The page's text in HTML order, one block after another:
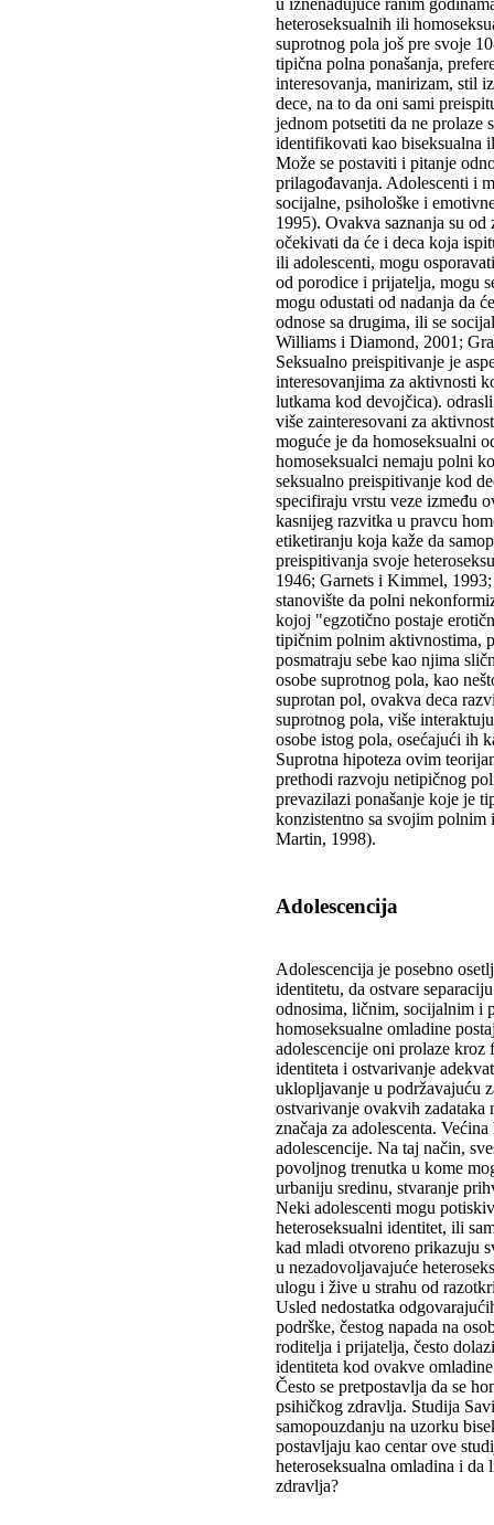
u iznenađujuće ranim
heteroseksualnih ili
suprotnog pola još pre svoje
tipična polna ponašanja,
interesovanja, manirizam, stil
dece, na to da oni sami
jednom potsetiti da ne prolaze
identifikovati kao biseksualna
Može se postaviti i pitanje
prilagođavanja. Adolescenti i
socijalne, psihološke i
1995). Ovakva saznanja su
očekivati da će i deca koja
ili adolescenti, mogu
od porodice i prijatelja, mogu
mogu odustati od nadanja da
odnose sa drugima, ili se
Williams i Diamond, 2001;
Seksualno preispitivanje je
interesovanjima za aktivnosti
lutkama kod devojčica).
više zainteresovani za
moguće je da homoseksualni
homoseksualci nemaju polni
seksualno preispitivanje kod
specifiraju vrstu veze između
kasnijeg razvitka u pravcu
etiketiranju koja kaže da
preispitivanja svoje
1946; Garnets i Kimmel,
stanovište da polni
kojoj "egzotično postaje
tipičnim polnim aktivnostima,
posmatraju sebe kao njima
osobe suprotnog pola, kao
suprotan pol, ovakva deca
suprotnog pola, više
osobe istog pola, osećajući ih
Suprotna hipoteza ovim
prethodi razvoju netipičnog
prevazilazi ponašanje koje je
konzistentno sa svojim
Martin, 1998).
Adolescencija
Adolescencija je posebno
identitetu, da ostvare
odnosima, ličnim, socijalnim i
homoseksualne omladine
adolescencije oni prolaze
identiteta i ostvarivanje
uklopljavanje u podržavajuću
ostvarivanje ovakvih
značaja za adolescenta.
adolescencije. Na taj način,
povoljnog trenutka u kome
urbaniju sredinu, stvaranje
Neki adolescenti mogu
heteroseksualni identitet, ili
kad mladi otvoreno prikazuju
u nezadovoljavajuće
ulogu i žive u strahu od
Usled nedostatka
podrške, čestog napada na
roditelja i prijatelja, često
identiteta kod ovakve
Često se pretpostavlja da se
psihičkog zdravlja. Studija
samopouzdanju na uzorku
postavljaju kao centar ove
heteroseksualna omladina i
zdravlja?